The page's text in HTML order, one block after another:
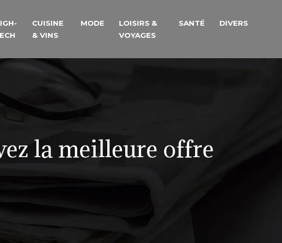
CUISINE
& VINS
MODE
LOISIRS &
VOYAGES
SANTÉ DIVERS
la meilleure offre